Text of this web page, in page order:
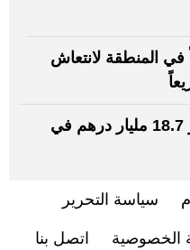
في المنطقة لانتعاش
«طيران الإمارات» تستثمر 18.7 مليار درهم في
سياسة التحرير
الخصوصية اتصل بنا